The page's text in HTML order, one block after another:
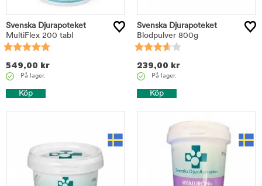
Svenska Djurapoteket
MultiFlex 200 tabl
549,00 kr
På lager.
Köp
Svenska Djurapoteket
Blodpulver 800g
239,00 kr
På lager.
Köp